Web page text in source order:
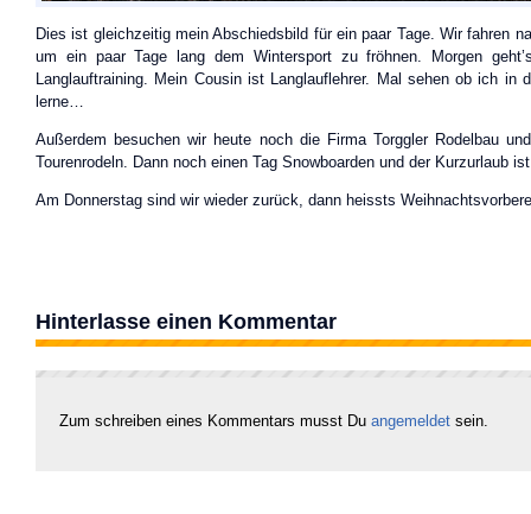
Dies ist gleichzeitig mein Abschiedsbild für ein paar Tage. Wir fahren
um ein paar Tage lang dem Wintersport zu fröhnen. Morgen
Langlauftraining. Mein Cousin ist Langlauflehrer. Mal sehen ob ich in
lerne…
Außerdem besuchen wir heute noch die Firma Torggler Rodelbau
Tourenrodeln. Dann noch einen Tag Snowboarden und der Kurzurlaub
Am Donnerstag sind wir wieder zurück, dann heissts
Hinterlasse einen Kommentar
Zum schreiben eines Kommentars musst Du angemeldet sein.